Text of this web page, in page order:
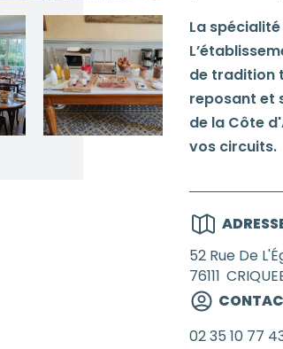
La spécialité
de tradition
reposant et
de la Côte
vos circuits.
52 Rue De
76111
02 35 10 77